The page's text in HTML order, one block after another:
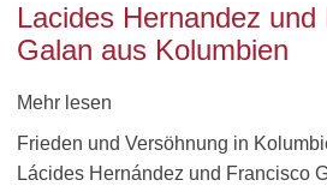
Lacides Hernandez und
Galan aus Kolumbien
Mehr lesen
Frieden und Versöhnung in
Lácides Hernández und Francisco